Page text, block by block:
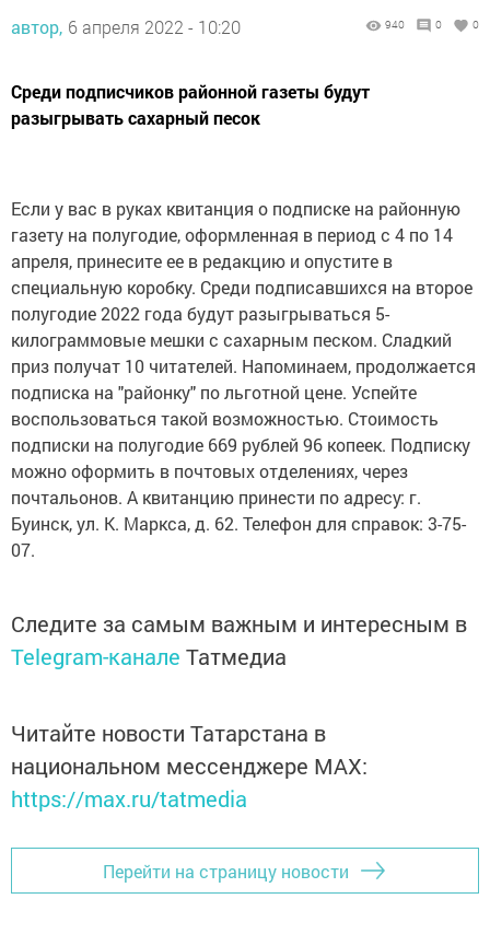
автор, 6 апреля 2022 - 10:20 940 0 0
Среди подписчиков районной газеты будут
разыгрывать сахарный песок
Если у вас в руках квитанция о подписке на районную
газету на полугодие, оформленная в период с 4 по 14
апреля, принесите ее в редакцию и опустите в
специальную коробку. Среди подписавшихся на второе
полугодие 2022 года будут разыгрываться 5-
килограммовые мешки с сахарным песком. Сладкий
приз получат 10 читателей. Напоминаем, продолжается
подписка на "районку" по льготной цене. Успейте
воспользоваться такой возможностью. Стоимость
подписки на полугодие 669 рублей 96 копеек. Подписку
можно оформить в почтовых отделениях, через
почтальонов. А квитанцию принести по адресу: г.
Буинск, ул. К. Маркса, д. 62. Телефон для справок: 3-75-
07.
Следите за самым важным и интересным в
Telegram-канале Татмедиа
Читайте новости Татарстана в
национальном мессенджере MАХ:
https://max.ru/tatmedia
Перейти на страницу новости